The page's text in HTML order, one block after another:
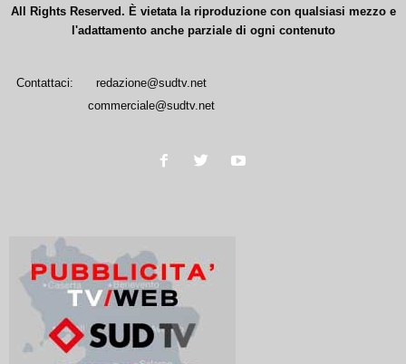
All Rights Reserved. È vietata la riproduzione con qualsiasi mezzo e
l'adattamento anche parziale di ogni contenuto
Contattaci:
redazione@sudtv.net
commerciale@sudtv.net